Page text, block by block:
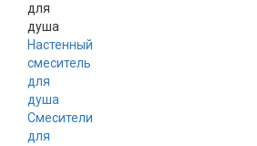
для
душа
Настенный
смеситель
для
душа
Смесители
для